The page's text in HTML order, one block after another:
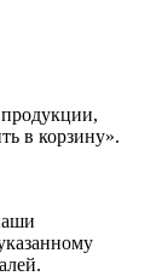
в корзину».